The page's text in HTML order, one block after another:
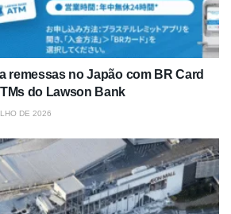
remessas no Japão com BR Card
do Lawson Bank
DE 2026